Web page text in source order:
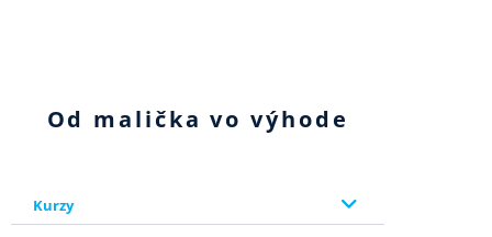
Od malička vo výhode
Kurzy